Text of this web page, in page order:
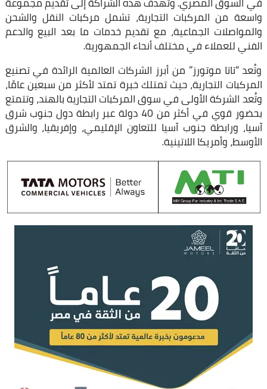
واسعة من المركبات التجارية، تشمل مركبات النقل والشحن
والمواصلات الجماعية، مع تقديم خدمات ما بعد البيع والدعم
الفني للعملاء في مختلف أنحاء الجمهورية.
وتُعد “تاتا موتورز” من أبرز الشركات العالمية الرائدة في تصنيع
المركبات التجارية، حيث تمتلك خبرة تمتد لأكثر من سبعين عامًا،
وتُعد الشركة الأولى في سوق المركبات التجارية بالهند، وتتمتع
بحضور قوي في أكثر من 40 دولة عبر رابطة دول جنوب شرق
آسيا، ورابطة جنوب آسيا للتعاون الإقليمي، وإفريقيا، والشرق
الأوسط، وأمريكا اللاتينية.